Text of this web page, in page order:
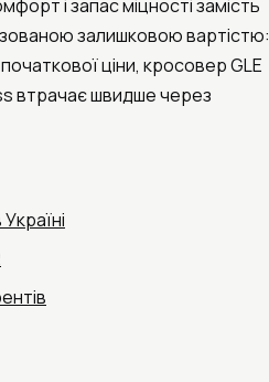
і запас міцності замість
залишковою вартістю:
ціни, кросовер GLE
втрачає швидше через